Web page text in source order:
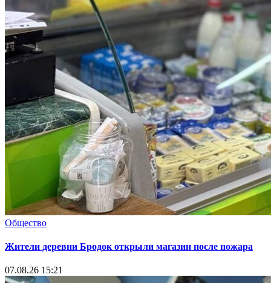
Общество
Жители деревни Бродок открыли магазин после пожара
07.08.26 15:21